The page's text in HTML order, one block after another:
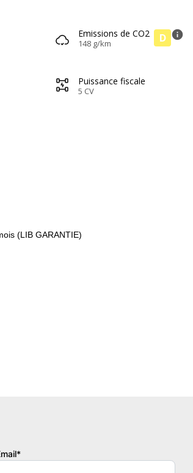
Emissions de CO2
148 g/km D info
Puissance fiscale
5 CV
(LIB GARANTIE)